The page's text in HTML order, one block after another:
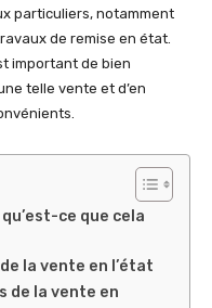
particuliers, notamment
de remise en état.
important de bien
telle vente et d’en
ce que cela
la vente en l’état
de la vente en